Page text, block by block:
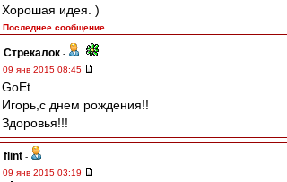
Хорошая идея. )
Последнее сообщение
Стрекалок -
09 янв 2015 08:45
GoEt
Игорь,с днем рождения!!
Здоровья!!!
flint -
09 янв 2015 03:19